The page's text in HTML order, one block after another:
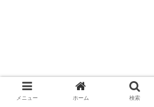
メニュー ホーム 検索